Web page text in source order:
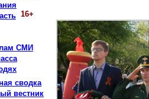
16+
СМИ
сводка
вестник